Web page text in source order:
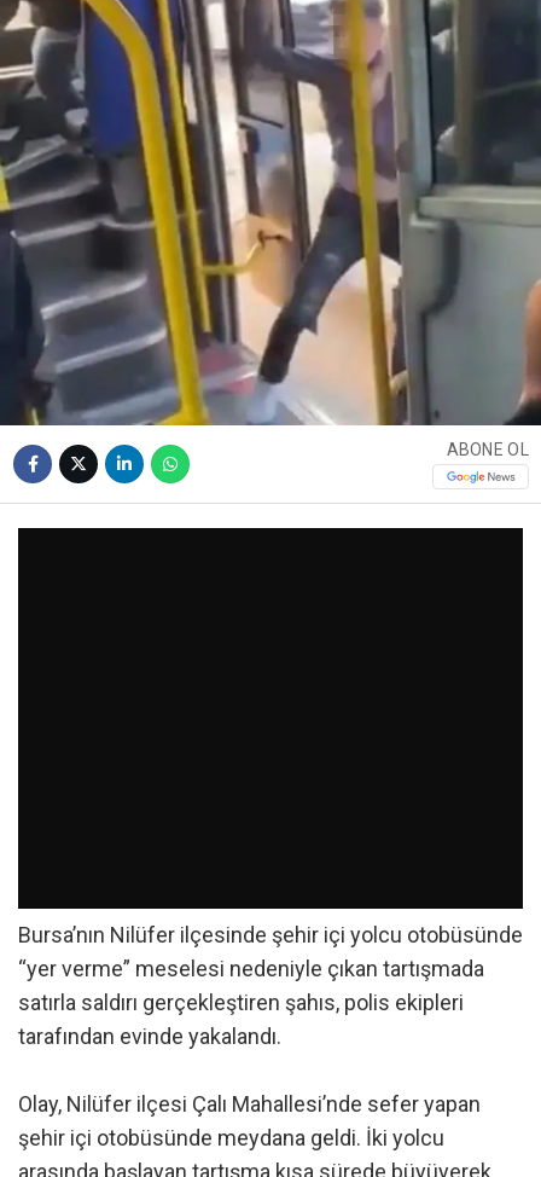
ABONE OL
Bursa’nın Nilüfer ilçesinde şehir içi yolcu otobüsünde
“yer verme” meselesi nedeniyle çıkan tartışmada
satırla saldırı gerçekleştiren şahıs, polis ekipleri
tarafından evinde yakalandı.
Olay, Nilüfer ilçesi Çalı Mahallesi’nde sefer yapan
şehir içi otobüsünde meydana geldi. İki yolcu
arasında başlayan tartışma kısa sürede büyüyerek